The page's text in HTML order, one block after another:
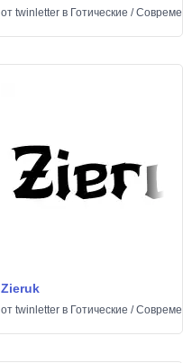
от twinletter в Готические /
Zieruk
от twinletter в Готические /